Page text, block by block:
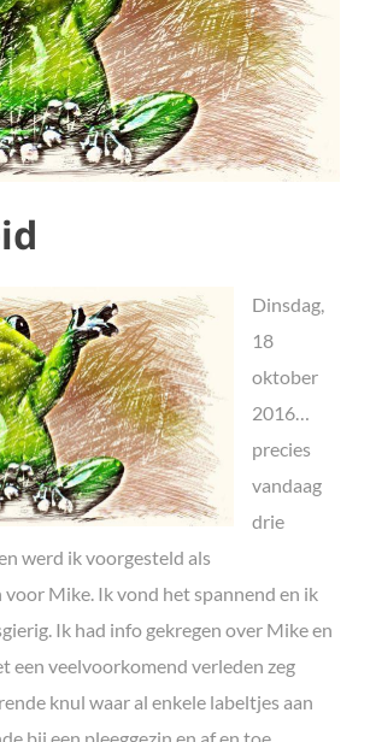
Dinsdag,
18
oktober
2016…
precies
vandaag
drie
werd ik voorgesteld als
Mike. Ik vond het spannend en ik
Ik had info gekregen over Mike en
een veelvoorkomend verleden zeg
knul waar al enkele labeltjes aan
bij een pleeggezin en af en toe